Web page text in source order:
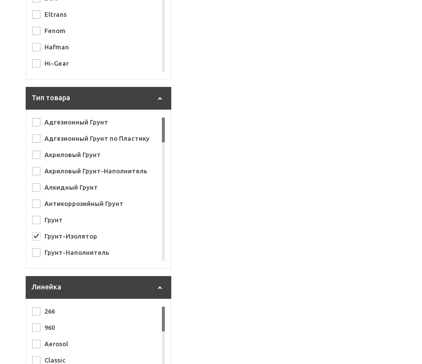
Eltrans
Fenom
Hafman
Hi-Gear
Holex
iGel
Quickline
Rand
Reoflex
Roberlo
Skyron
Solid
Тип товара
Адгезионный Грунт
Адгезионный Грунт по Пластику
Акриловый Грунт
Акриловый Грунт-Наполнитель
Алкидный Грунт
Антикоррозийный Грунт
Грунт
Грунт-Изолятор
Грунт-Наполнитель
Грунт-Шпатлевка
Грунт-Эмаль
Линейка
266
960
Aerosol
Classic